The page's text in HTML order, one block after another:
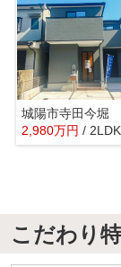
2,980万円 / 2LDK
こだわり